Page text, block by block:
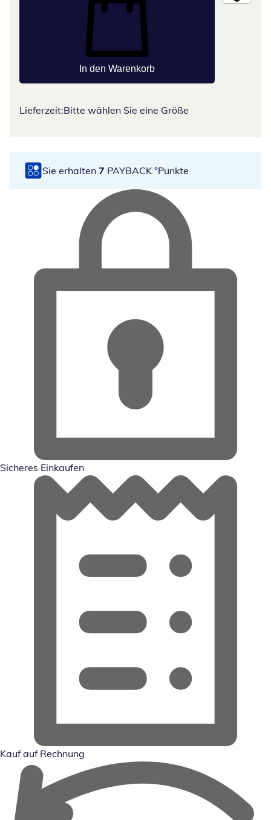
In den Warenkorb
Lieferzeit:Bitte wählen Sie eine Größe
Sie erhalten 7 PAYBACK °Punkte
Sicheres Einkaufen
Kauf auf Rechnung